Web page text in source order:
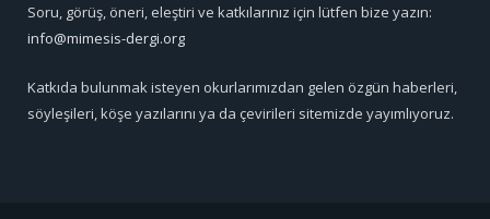
Soru, görüş, öneri, eleştiri ve katkılarınız için lütfen bize yazın:
info@mimesis-dergi.org
Katkıda bulunmak isteyen okurlarımızdan gelen özgün haberleri,
söyleşileri, köşe yazılarını ya da çevirileri sitemizde yayımlıyoruz.